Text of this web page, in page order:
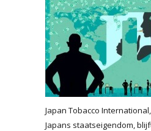
Japan Tobacco
Japans staatseigendom,